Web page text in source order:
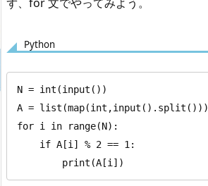
Python
N = int(input())
A = list(map(int,input().split()))
for i in range(N):
        print(A[i])